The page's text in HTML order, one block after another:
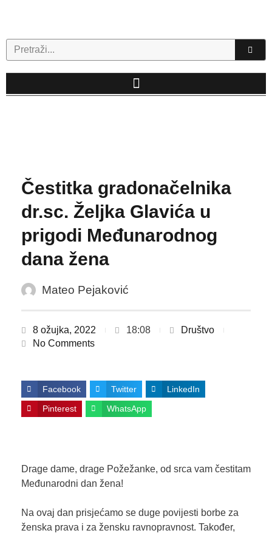
Search
Čestitka gradonačelnika
dr.sc. Željka Glavića u
prigodi Međunarodnog
dana žena
Mateo Pejaković
8 ožujka, 2022 18:08
Društvo
No Comments
Facebook Twitter LinkedIn
Pinterest WhatsApp
Drage dame, drage Požežanke, od srca vam čestitam
Međunarodni dan žena!
Na ovaj dan prisjećamo se duge povijesti borbe za
ženska prava i za žensku ravnopravnost. Također,